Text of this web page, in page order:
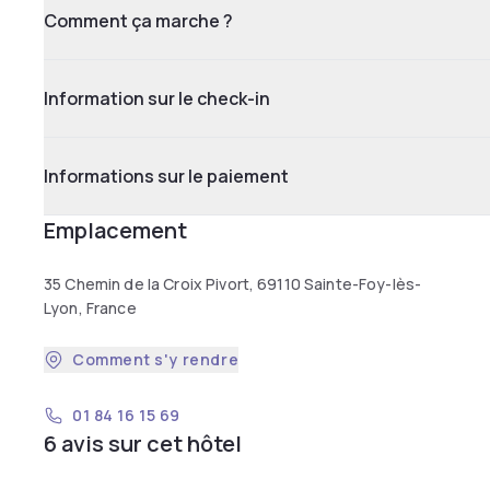
Comment ça marche ?
Information sur le check-in
Informations sur le paiement
Emplacement
35 Chemin de la Croix Pivort, 69110 Sainte-Foy-lès-
Lyon, France
Comment s'y rendre
01 84 16 15 69
6 avis sur cet hôtel